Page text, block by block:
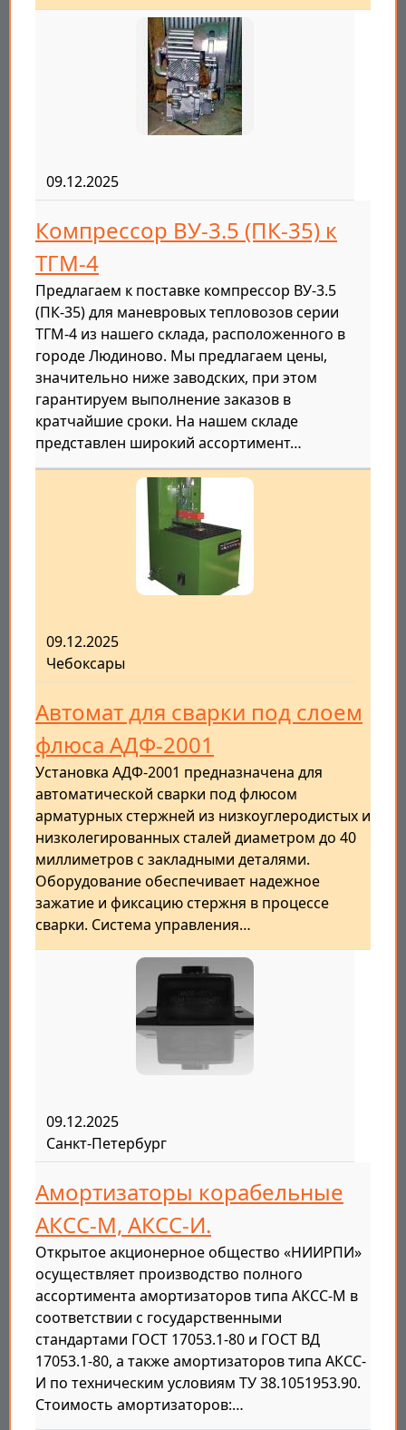
09.12.2025
Компрессор ВУ-3.5 (ПК-35) к
ТГМ-4
Предлагаем к поставке компрессор ВУ-3.5
(ПК-35) для маневровых тепловозов серии
ТГМ-4 из нашего склада, расположенного в
городе Людиново. Мы предлагаем цены,
значительно ниже заводских, при этом
гарантируем выполнение заказов в
кратчайшие сроки. На нашем складе
представлен широкий ассортимент…
09.12.2025
Чебоксары
Автомат для сварки под слоем
флюса АДФ-2001
Установка АДФ-2001 предназначена для
автоматической сварки под флюсом
арматурных стержней из низкоуглеродистых и
низколегированных сталей диаметром до 40
миллиметров с закладными деталями.
Оборудование обеспечивает надежное
зажатие и фиксацию стержня в процессе
сварки. Система управления…
09.12.2025
Санкт-Петербург
Амортизаторы корабельные
АКСС-М, АКСС-И.
Открытое акционерное общество «НИИРПИ»
осуществляет производство полного
ассортимента амортизаторов типа АКСС-М в
соответствии с государственными
стандартами ГОСТ 17053.1-80 и ГОСТ ВД
17053.1-80, а также амортизаторов типа АКСС-
И по техническим условиям ТУ 38.1051953.90.
Стоимость амортизаторов:…